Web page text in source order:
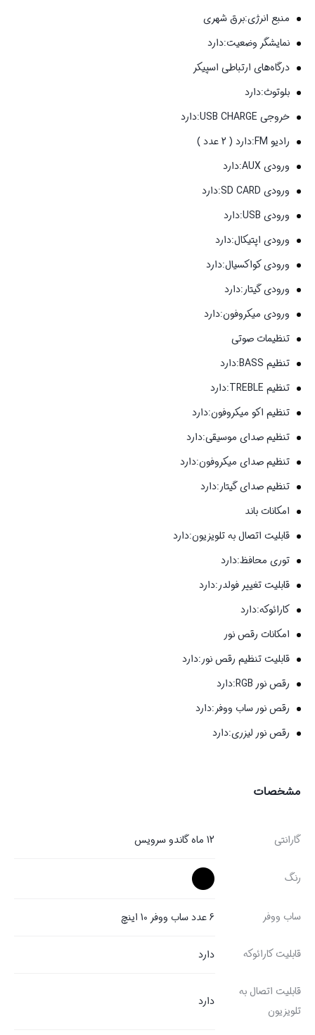
منبع انرژی:برق شهری
نمایشگر وضعیت:دارد
درگاه‌های ارتباطی اسپیکر
بلوتوث:دارد
خروجی USB CHARGE:دارد
رادیو FM:دارد ( 2 عدد )
ورودی AUX:دارد
ورودی SD CARD:دارد
ورودی USB:دارد
ورودی اپتیکال:دارد
ورودی کواکسیال:دارد
ورودی گیتار:دارد
ورودی میکروفون:دارد
تنظیمات صوتی
تنظیم BASS:دارد
تنظیم TREBLE:دارد
تنظیم اکو میکروفون:دارد
تنظیم صدای موسیقی:دارد
تنظیم صدای میکروفون:دارد
تنظیم صدای گیتار:دارد
امکانات باند
قابلیت اتصال به تلویزیون:دارد
توری محافظ:دارد
قابلیت تغییر فولدر:دارد
کارائوکه:دارد
امکانات رقص نور
قابلیت تنظیم رقص نور:دارد
رقص نور RGB:دارد
رقص نور ساب ووفر:دارد
رقص نور لیزری:دارد
مشخصات
گارانتی 12 ماه گاندو سرویس
رنگ
ساب ووفر 6 عدد ساب ووفر 10 اینچ
قابلیت کارائوکه دارد
قابلیت اتصال به
تلویزیون
دارد